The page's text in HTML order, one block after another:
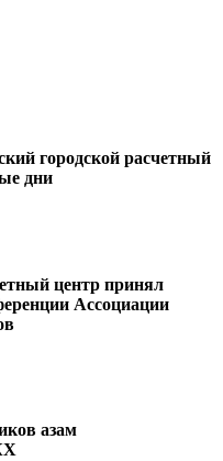
городской расчетный
дни
центр принял
Ассоциации
азам